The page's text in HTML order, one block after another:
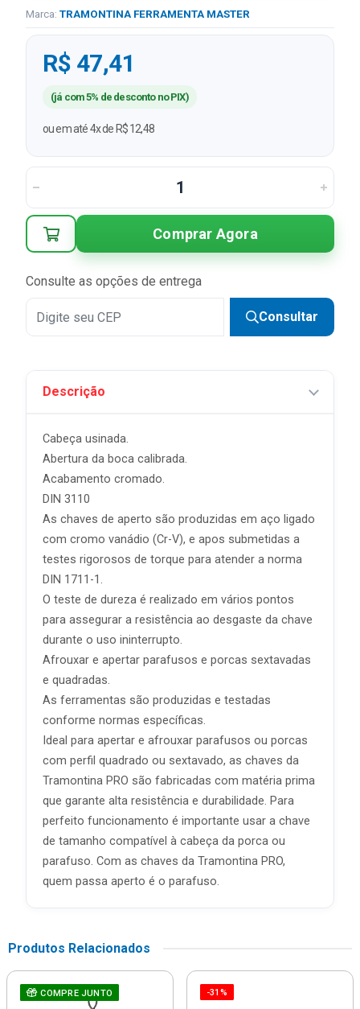
Marca: TRAMONTINA FERRAMENTA MASTER
R$ 47,41
(já com 5% de desconto no PIX)
ou em até 4x de R$ 12,48
Comprar Agora
Consulte as opções de entrega
Consultar
Descrição
Cabeça usinada.
Abertura da boca calibrada.
Acabamento cromado.
DIN 3110
As chaves de aperto são produzidas em aço ligado
com cromo vanádio (Cr-V), e apos submetidas a
testes rigorosos de torque para atender a norma
DIN 1711-1.
O teste de dureza é realizado em vários pontos
para assegurar a resistência ao desgaste da chave
durante o uso ininterrupto.
Afrouxar e apertar parafusos e porcas sextavadas
e quadradas.
As ferramentas são produzidas e testadas
conforme normas específicas.
Ideal para apertar e afrouxar parafusos ou porcas
com perfil quadrado ou sextavado, as chaves da
Tramontina PRO são fabricadas com matéria prima
que garante alta resistência e durabilidade. Para
perfeito funcionamento é importante usar a chave
de tamanho compatível à cabeça da porca ou
parafuso. Com as chaves da Tramontina PRO,
quem passa aperto é o parafuso.
Produtos Relacionados
COMPRE JUNTO -31%